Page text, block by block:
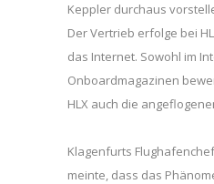
Keppler durchaus
Der Vertrieb erfolge bei
das Internet. Sowohl im
Onboardmagazinen
HLX auch die
Klagenfurts
meinte, dass das